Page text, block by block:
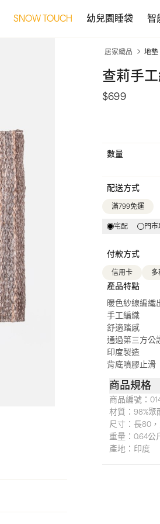
SNOW TOUCH 幼兒園睡袋 智
居家織品 地墊
查莉手
$699
數量
配送方式
滿799免運
宅配 門
付款方式
信用卡 多
產品特點
暖色紗線編織
手工編織
舒適踏感
通過第三方公
印度製造
背底噴膠止滑
商品規格
商品編號：
材質： 98%聚
尺寸： 長80
重量： 0.64公
產地： 印度